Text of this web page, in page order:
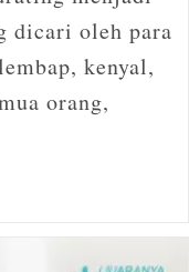
dicari oleh para
kenyal,
orang,